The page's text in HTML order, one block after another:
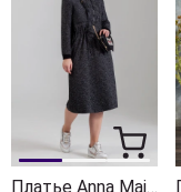
Платье Anna Majewska 1257